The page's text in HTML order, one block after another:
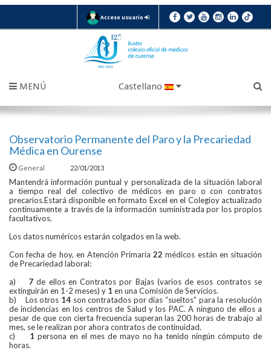
Acceso usuario
MENÚ Castellano
Observatorio Permanente del Paro y la Precariedad
Médica en Ourense
General 22/01/2013
Mantendrá información puntual y personalizada de la situación laboral
a tiempo real del colectivo de médicos en paro o con contratos
precarios.Estará disponible en formato Excel en el Colegioy actualizado
continuamente a través de la información suministrada por los propios
facultativos.
Los datos numéricos estarán colgados en la web.
Con fecha de hoy, en Atención Primaria22 médicos están en situación
de Precariedad laboral:
a) 7 de ellos en Contratos por Bajas (varios de esos contratos se
extinguirán en 1-2 meses) y 1 en una Comisión de Servicios.
b) Los otros 14son contratados por días “sueltos” para la resolución
de incidencias en los centros de Salud y los PAC. A ninguno de ellos a
pesar de que con cierta frecuencia superan las 200 horas de trabajo al
mes, se le realizan por ahora contratos de continuidad.
c) 1 persona en el mes de mayo no ha tenido ningún cómputo de
horas.